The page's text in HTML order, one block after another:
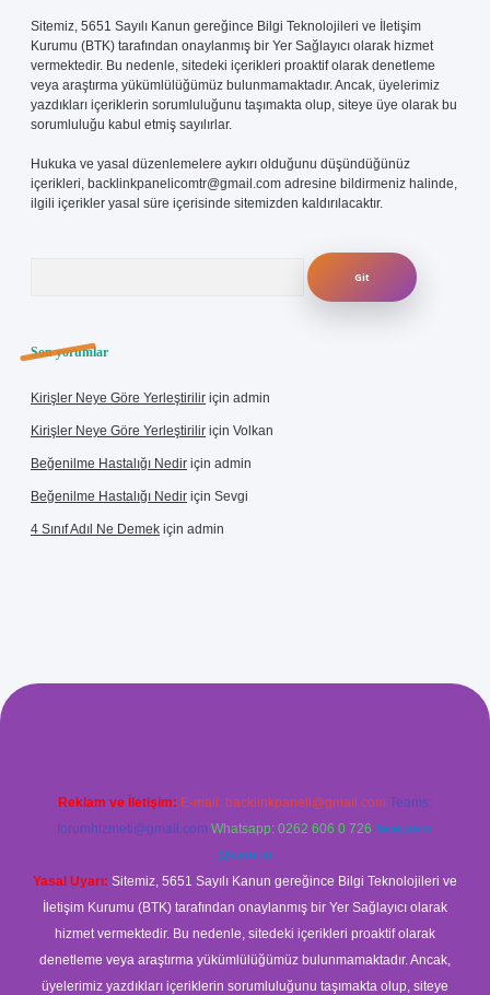
Sitemiz, 5651 Sayılı Kanun gereğince Bilgi Teknolojileri ve İletişim
Kurumu (BTK) tarafından onaylanmış bir Yer Sağlayıcı olarak hizmet
vermektedir. Bu nedenle, sitedeki içerikleri proaktif olarak denetleme
veya araştırma yükümlülüğümüz bulunmamaktadır. Ancak, üyelerimiz
yazdıkları içeriklerin sorumluluğunu taşımakta olup, siteye üye olarak bu
sorumluluğu kabul etmiş sayılırlar.
Hukuka ve yasal düzenlemelere aykırı olduğunu düşündüğünüz
içerikleri, backlinkpanelicomtr@gmail.com adresine bildirmeniz halinde,
ilgili içerikler yasal süre içerisinde sitemizden kaldırılacaktır.
Son yorumlar
Kirişler Neye Göre Yerleştirilir için admin
Kirişler Neye Göre Yerleştirilir için Volkan
Beğenilme Hastalığı Nedir için admin
Beğenilme Hastalığı Nedir için Sevgi
4 Sınıf Adıl Ne Demek için admin
Reklam ve İletişim: E-mail: backlinkpaneli@gmail.com Teams:
forumhizmeti@gmail.com Whatsapp: 0262 606 0 726 Telegram:
@karabul
Yasal Uyarı: Sitemiz, 5651 Sayılı Kanun gereğince Bilgi Teknolojileri ve
İletişim Kurumu (BTK) tarafından onaylanmış bir Yer Sağlayıcı olarak
hizmet vermektedir. Bu nedenle, sitedeki içerikleri proaktif olarak
denetleme veya araştırma yükümlülüğümüz bulunmamaktadır. Ancak,
üyelerimiz yazdıkları içeriklerin sorumluluğunu taşımakta olup, siteye